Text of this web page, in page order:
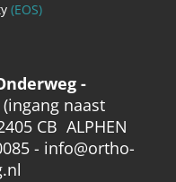
(EOS)
rweg -
naast
CB ALPHEN
- info@ortho-